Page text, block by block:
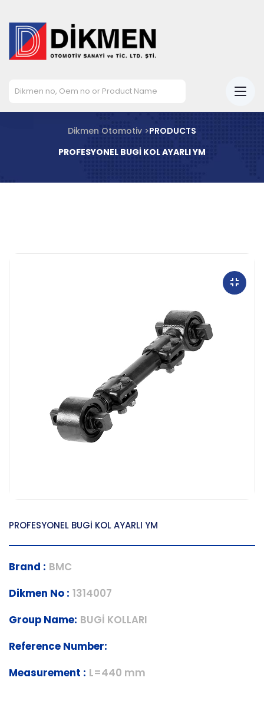
Dikmen Otomotiv >PRODUCTS
PROFESYONEL BUGİ KOL AYARLI YM
PROFESYONEL BUGİ KOL AYARLI YM
Brand : BMC
Dikmen No : 1314007
Group Name: BUGİ KOLLARI
Reference Number:
Measurement : L=440 mm